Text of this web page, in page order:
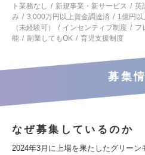
ト業務なし
新規事業・新サービス 英
み
3,000万円以上資金調達済 1億円
（未経験可）
インセンティブ制度 フ
能
副業してもOK 育児支援制度
募集
なぜ募集しているのか
2024年3月に上場を果たしたグリー